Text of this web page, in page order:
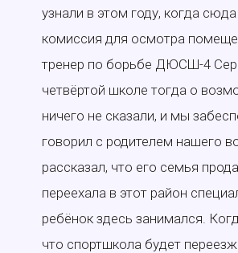
узнали в этом году, когда
комиссия для осмотра
тренер по борьбе ДЮСШ-4
четвёртой школе тогда о
ничего не сказали, и мы
говорил с родителем нашего
рассказал, что его семья
переехала в этот район
ребёнок здесь занимался.
что спортшкола будет